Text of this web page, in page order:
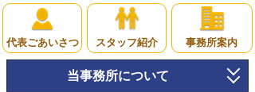
代表ごあいさつ スタッフ紹介 事務所案内
当事務所について